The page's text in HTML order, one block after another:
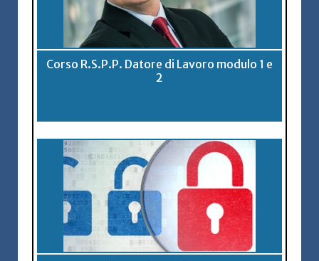
Corso R.S.P.P. Datore di Lavoro modulo 1 e
2